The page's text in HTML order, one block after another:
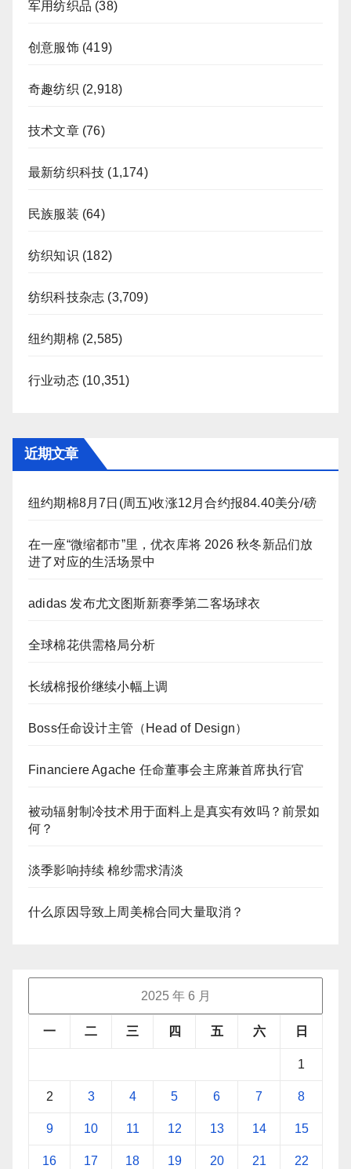
军用纺织品 (38)
创意服饰(419)
奇趣纺织 (2,918)
技术文章(76)
最新纺织科技 (1,174)
民族服装 (64)
纺织知识 (182)
纺织科技杂志 (3,709)
纽约期棉 (2,585)
行业动态(10,351)
近期文章
纽约期棉8月7日(周五)收涨12月合约报84.40美分/磅
在一座“微缩都市”里，优衣库将 2026 秋冬新品们放
进了对应的生活场景中
adidas 发布尤文图斯新赛季第二客场球衣
全球棉花供需格局分析
长绒棉报价继续小幅上调
Boss任命设计主管（Head of Design）
Financiere Agache 任命董事会主席兼首席执行官
被动辐射制冷技术用于面料上是真实有效吗？前景如
何？
淡季影响持续 棉纱需求清淡
什么原因导致上周美棉合同大量取消？
2025 年 6 月
一 二 三 四 五 六 日
1
2 3 4 5 6 7 8
9 10 11 12 13 14 15
16 17 18 19 20 21 22